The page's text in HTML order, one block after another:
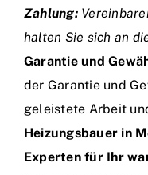
Zahlung:
halten Sie sich an
Garantie und
der Garantie und
geleistete Arbeit
Heizungsbauer in
Experten für Ihr